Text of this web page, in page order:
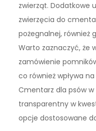
zwierząt. Dodatkowe
zwierzęcia do
pożegnalnej, również
Warto zaznaczyć, że
zamówienie
co również wpływa
Cmentarz dla psów
transparentny w
opcje dostosowane